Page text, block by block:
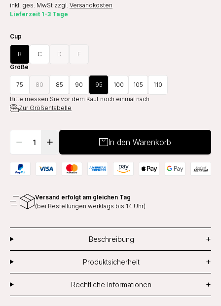
inkl. ges. MwSt zzgl. Versandkosten
Lieferzeit 1-3 Tage
Cup
B C D
E
Größe
75 80 85 90 95 100 105
110
Bitte messen Sie vor dem Kauf noch einmal nach
Zur Größentabelle
In den Warenkorb
Versand erfolgt am gleichen Tag
(bei Bestellungen werktags bis 14 Uhr)
Beschreibung +
Produktsicherheit +
Rechtliche Informationen +